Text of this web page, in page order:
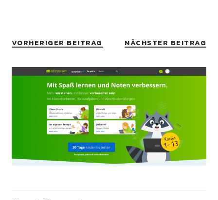
VORHERIGER BEITRAG NÄCHSTER BEITRAG